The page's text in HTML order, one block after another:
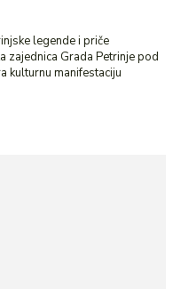
legende i priče
kulturnu manifestaciju